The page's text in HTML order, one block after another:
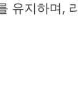
유지하며,